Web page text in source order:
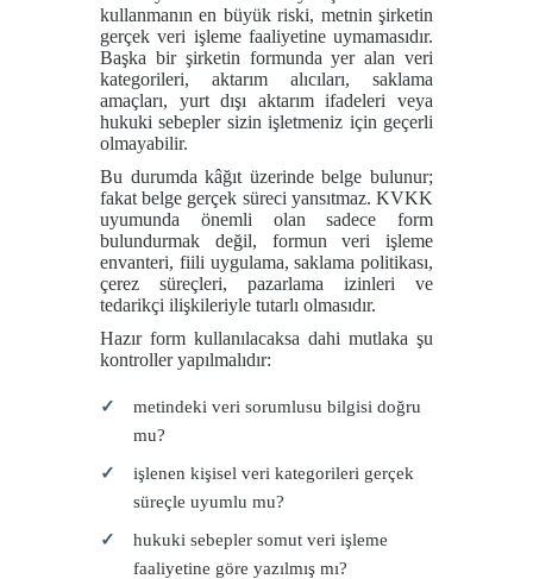
kullanmanın en büyük riski, metnin şirketin
gerçek veri işleme faaliyetine uymamasıdır.
Başka bir şirketin formunda yer alan veri
kategorileri, aktarım alıcıları, saklama
amaçları, yurt dışı aktarım ifadeleri veya
hukuki sebepler sizin işletmeniz için geçerli
olmayabilir.
Bu durumda kâğıt üzerinde belge bulunur;
fakat belge gerçek süreci yansıtmaz. KVKK
uyumunda önemli olan sadece form
bulundurmak değil, formun veri işleme
envanteri, fiili uygulama, saklama politikası,
çerez süreçleri, pazarlama izinleri ve
tedarikçi ilişkileriyle tutarlı olmasıdır.
Hazır form kullanılacaksa dahi mutlaka şu
kontroller yapılmalıdır:
metindeki veri sorumlusu bilgisi doğru
mu?
işlenen kişisel veri kategorileri gerçek
süreçle uyumlu mu?
hukuki sebepler somut veri işleme
faaliyetine göre yazılmış mı?